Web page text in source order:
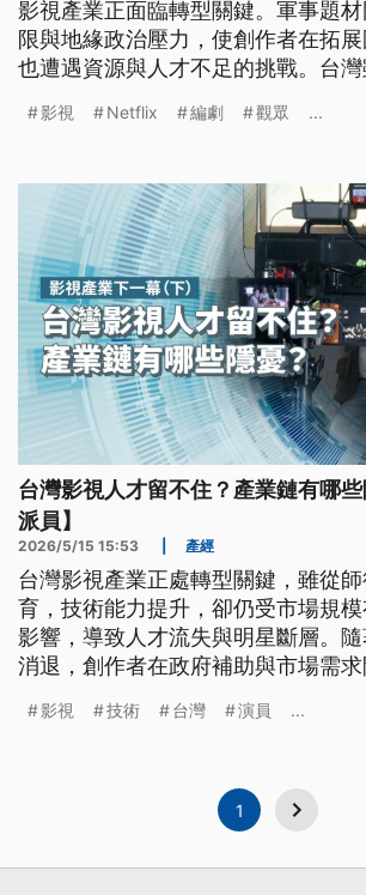
影視產業正面臨轉型關鍵。軍事題
限與地緣政治壓力，使創作者在拓展
也遭遇資源與人才不足的挑戰。台灣
閡，並結合直式影音與國際獎項拓展
影視 Netflix 編劇 觀眾 ...
台灣影視人才留不住？產業鏈有哪
派員】
2026/5/15 15:53 產經
台灣影視產業正處轉型關鍵，雖從
育，技術能力提升，卻仍受市場規
影響，導致人才流失與明星斷層。隨
消退，創作者在政府補助與市場需求
須兼顧劇本、技術與商業市場，才能
壟斷困境，產業轉型更艱鉅且漫長。
影視 技術 台灣 演員 ...
1